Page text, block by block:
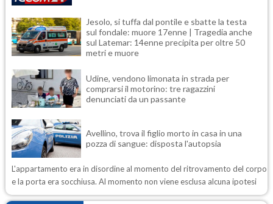
Jesolo, si tuffa dal pontile e sbatte la testa
sul fondale: muore 17enne | Tragedia anche
sul Latemar: 14enne precipita per oltre 50
metri e muore
Udine, vendono limonata in strada per
comprarsi il motorino: tre ragazzini
denunciati da un passante
Avellino, trova il figlio morto in casa in una
pozza di sangue: disposta l'autopsia
L'appartamento era in disordine al momento del ritrovamento del corpo
e la porta era socchiusa. Al momento non viene esclusa alcuna ipotesi